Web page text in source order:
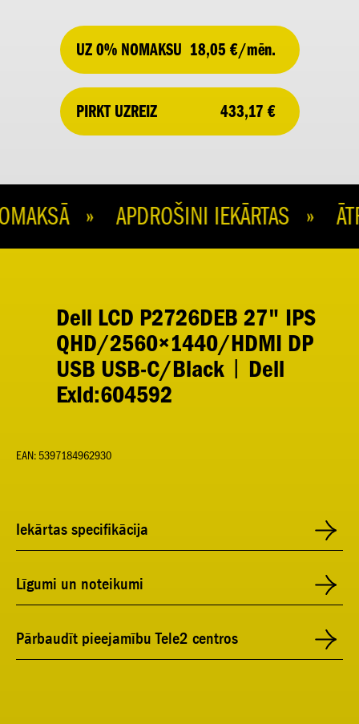
UZ 0% NOMAKSU 18,05 €/mēn.
PIRKT UZREIZ 433,17 €
» APDROŠINI IEKĀRTAS »
Dell LCD P2726DEB 27" IPS
QHD/2560×1440/HDMI DP
USB USB-C/Black | Dell
ExId:604592
EAN: 5397184962930
Iekārtas specifikācija
Līgumi un noteikumi
Pārbaudīt pieejamību Tele2 centros